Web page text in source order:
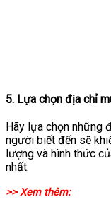
5. Lựa chọn địa chỉ
Hãy lựa chọn những
người biết đến sẽ
lượng và hình thức
nhất.
>> Xem thêm: